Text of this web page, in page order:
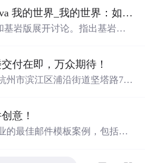
训大楼，致力于培养财经专业
要基地。
未发现任何版本的java 我的世界_我的世界：如果java版消失，任何语言都变得苍白，开始大
基岩版展开讨论。指出基岩版
外，还提到游戏中部分玩家的
付在即，万众期待！
州市滨江区浦沿街道坚塔路708
1000个日夜的努力，新总部
公司发展进入新的阶段。
意！
的最佳邮件模板案例，包括K1